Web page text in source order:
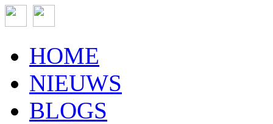
HOME
NIEUWS
BLOGS